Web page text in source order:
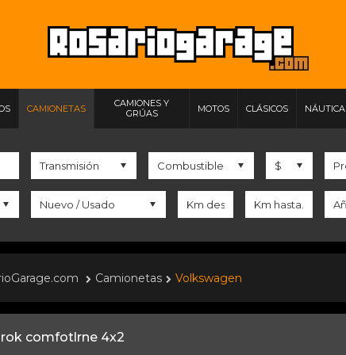
CAMIONETAS
CAMIONES Y
GRÚAS
MOTOS CLÁSICOS NÁUTICA
Camionetas Volkswagen
comfotlrne 4x2